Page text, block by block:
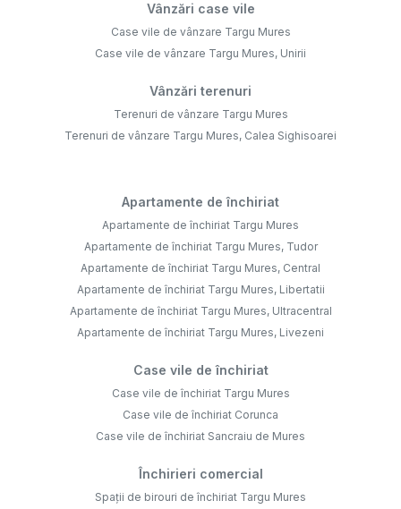
Vânzări case vile
Case vile de vânzare Targu Mures
Case vile de vânzare Targu Mures, Unirii
Vânzări terenuri
Terenuri de vânzare Targu Mures
Terenuri de vânzare Targu Mures, Calea Sighisoarei
Apartamente de închiriat
Apartamente de închiriat Targu Mures
Apartamente de închiriat Targu Mures, Tudor
Apartamente de închiriat Targu Mures, Central
Apartamente de închiriat Targu Mures, Libertatii
Apartamente de închiriat Targu Mures, Ultracentral
Apartamente de închiriat Targu Mures, Livezeni
Case vile de închiriat
Case vile de închiriat Targu Mures
Case vile de închiriat Corunca
Case vile de închiriat Sancraiu de Mures
Închirieri comercial
Spații de birouri de închiriat Targu Mures